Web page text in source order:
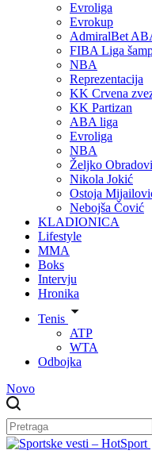
Evroliga
Evrokup
AdmiralBet
FIBA Liga
NBA
Reprezentacija
KK Crvena
KK Partizan
ABA liga
Evroliga
NBA
Željko
Nikola Jokić
Ostoja
Nebojša Čović
KLADIONICA
Lifestyle
MMA
Boks
Intervju
Hronika
Tenis
ATP
WTA
Odbojka
Novo